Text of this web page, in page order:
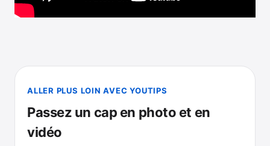
ALLER PLUS LOIN AVEC YOUTIPS
Passez un cap en photo et en
vidéo